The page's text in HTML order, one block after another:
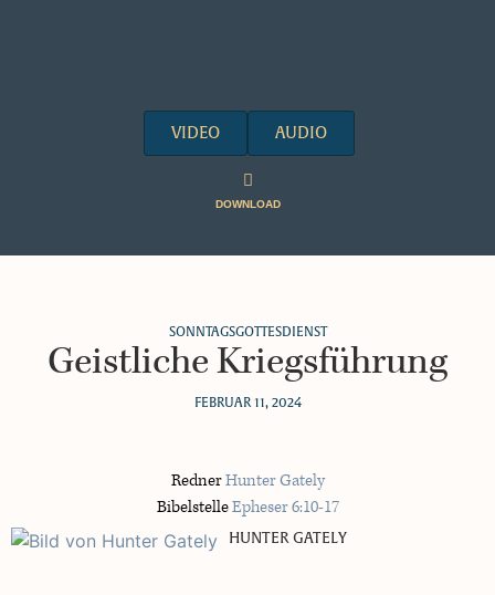
VIDEO AUDIO
DOWNLOAD
SONNTAGSGOTTESDIENST
Geistliche Kriegsführung
FEBRUAR 11, 2024
RednerHunter Gately
BibelstelleEpheser 6:10-17
HUNTER GATELY